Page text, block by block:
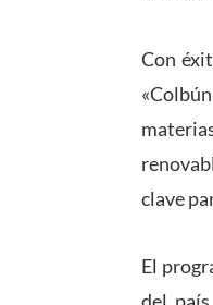
Con
clave
El